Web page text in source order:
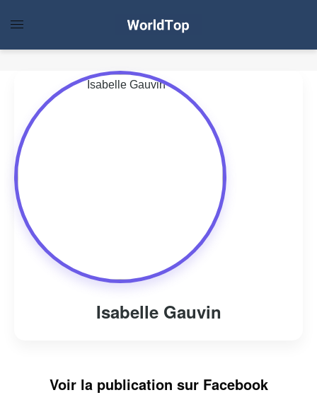
Isabelle Gauvin
Voir la publication sur Facebook